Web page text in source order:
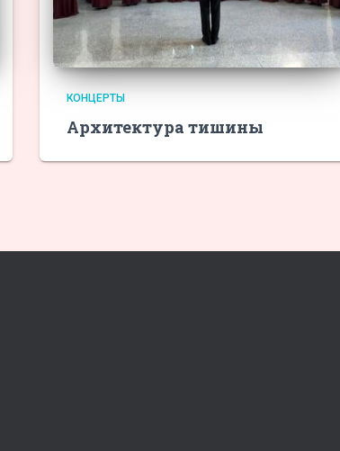
КОНЦЕРТЫ
Архитектура тишины